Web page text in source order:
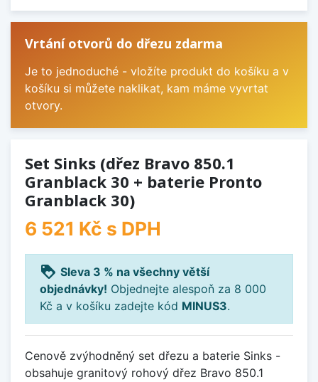
Vrtání otvorů do dřezu zdarma
Je to jednoduché - vložíte produkt do košíku a v
košíku si můžete naklikat, kam máme vyvrtat
otvory.
Set Sinks (dřez Bravo 850.1
Granblack 30 + baterie Pronto
Granblack 30)
6 521 Kč s DPH
loyalty Sleva 3 % na všechny větší
objednávky! Objednejte alespoň za 8 000
Kč a v košíku zadejte kód MINUS3.
Cenově zvýhodněný set dřezu a baterie Sinks -
obsahuje granitový rohový dřez Bravo 850.1